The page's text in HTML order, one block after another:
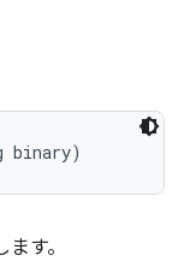
binary)
す。